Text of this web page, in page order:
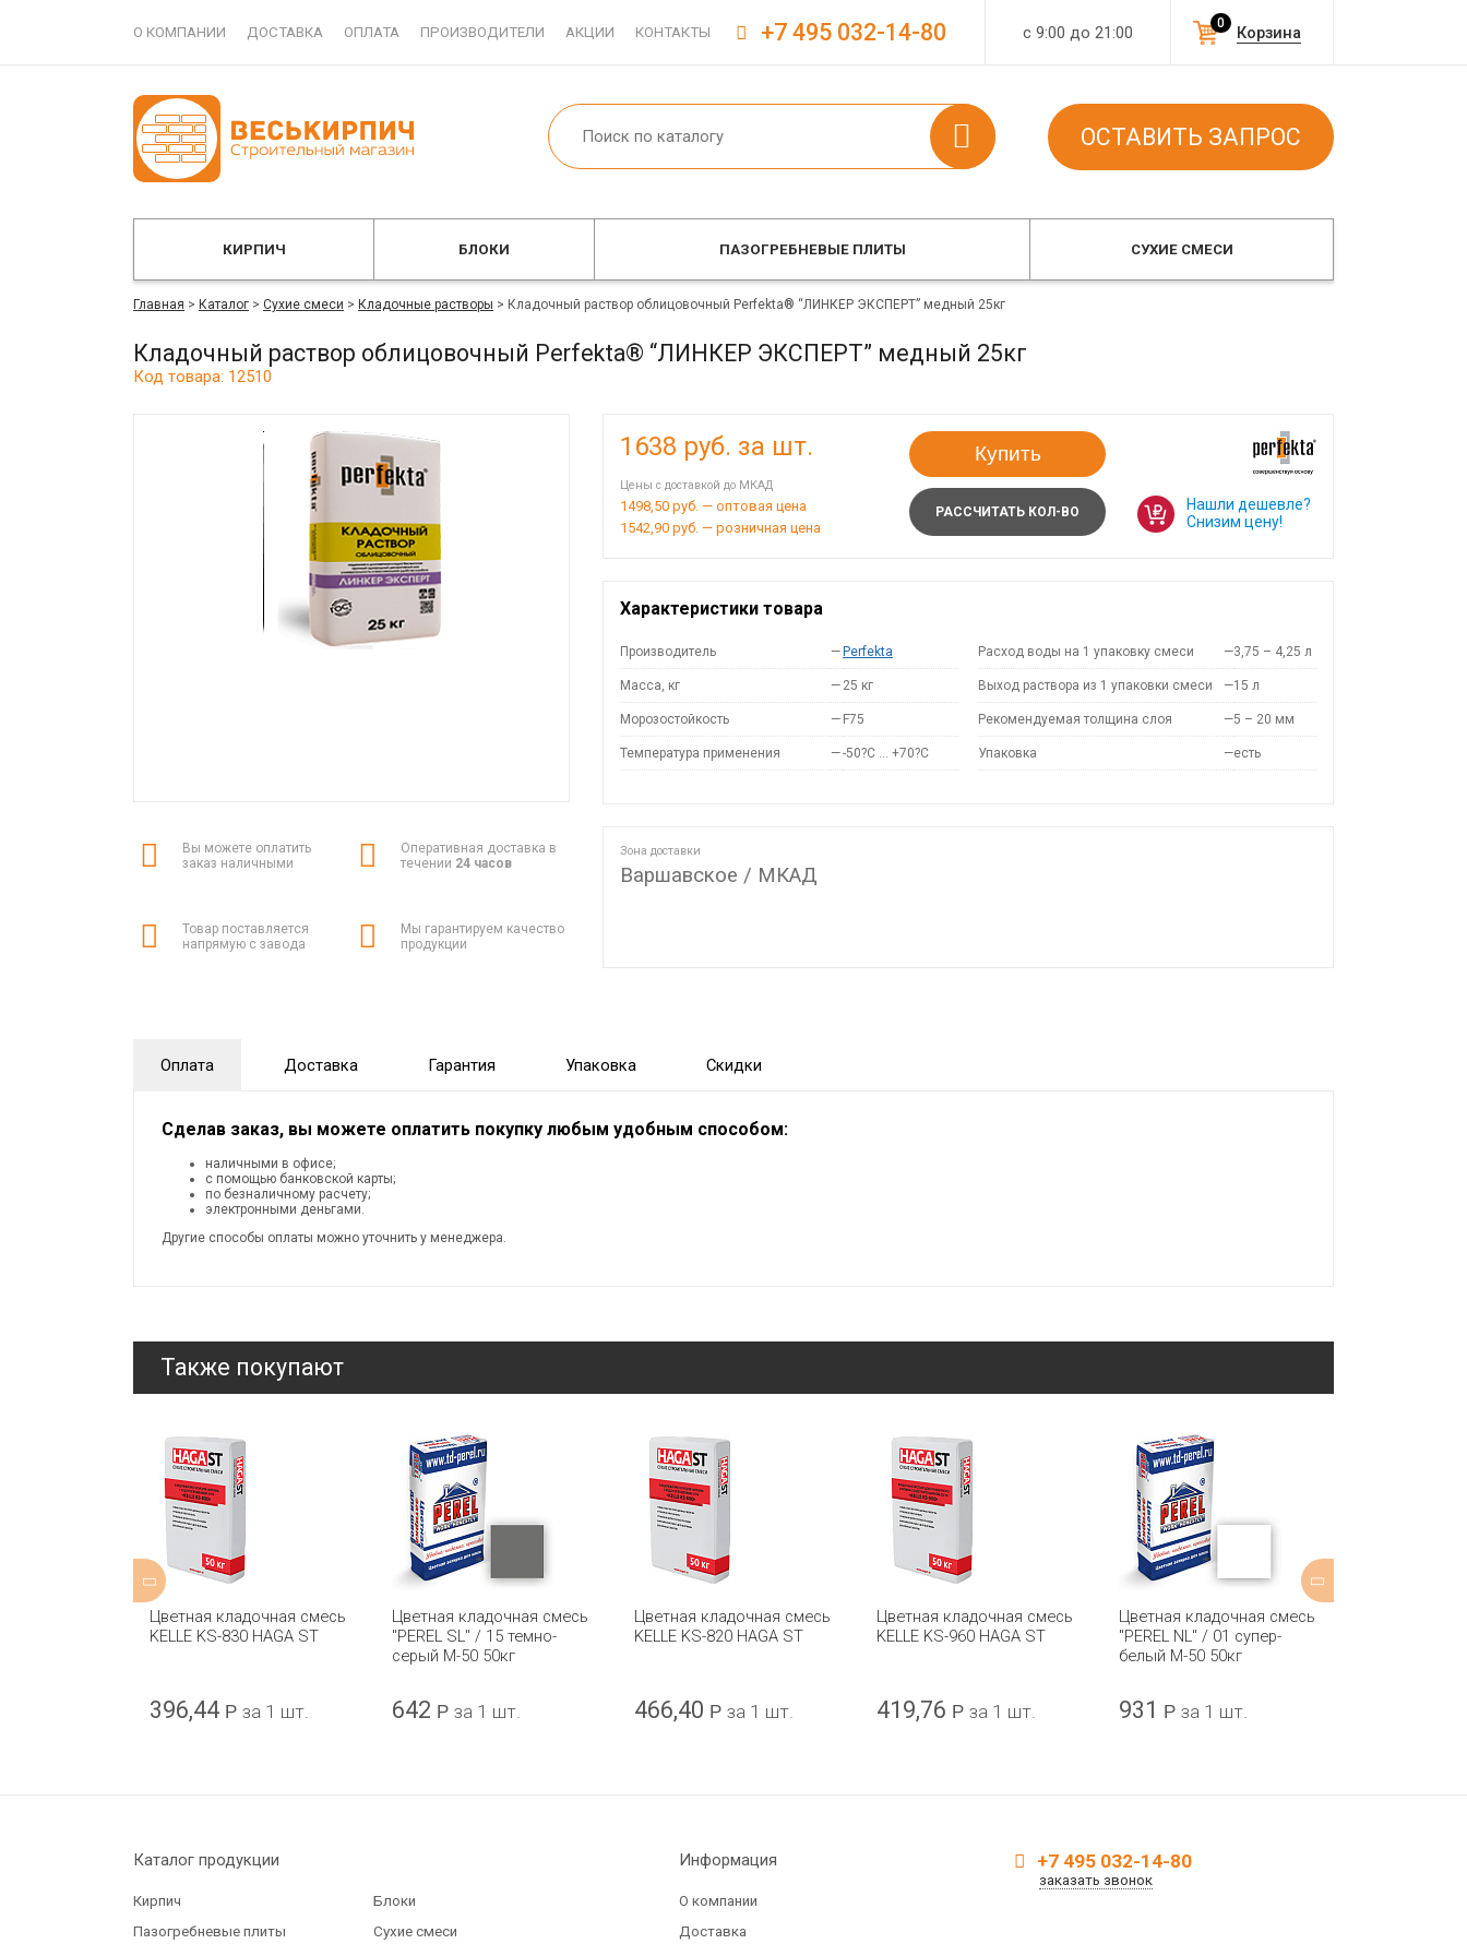
О КОМПАНИИ ДОСТАВКА ОПЛАТА ПРОИЗВОДИТЕЛИ АКЦИИ КОНТАКТЫ с 9:00 до 21:00 Корзина
0
+7 495 032-14-80
ОСТАВИТЬ ЗАПРОС
КИРПИЧ БЛОКИ ПАЗОГРЕБНЕВЫЕ ПЛИТЫ СУХИЕ СМЕСИ
Главная > Каталог > Сухие смеси > Кладочные растворы > Кладочный раствор облицовочный Perfekta® “ЛИНКЕР ЭКСПЕРТ” медный 25кг
Кладочный раствор облицовочный Perfekta® “ЛИНКЕР ЭКСПЕРТ” медный 25кг
Код товара: 12510
Вы можете оплатить
заказ наличными
Оперативная доставка в
течении 24 часов
Товар поставляется
напрямую с завода
Мы гарантируем качество
продукции
1638 руб. за шт.
Цены с доставкой до МКАД
1498,50 руб. — оптовая цена
1542,90 руб. — розничная цена
Купить
РАССЧИТАТЬ КОЛ-ВО
Нашли дешевле?
Снизим цену!
Характеристики товара
Производитель — Perfekta
Масса, кг — 25 кг
Морозостойкость — F75
Температура применения —-50?С … +70?С
Расход воды на 1 упаковку смеси —3,75 – 4,25 л
Выход раствора из 1 упаковки смеси —15 л
Рекомендуемая толщина слоя —5 – 20 мм
Упаковка —есть
Зона доставки
Варшавское / МКАД
Оплата Доставка Гарантия Упаковка Скидки
Сделав заказ, вы можете оплатить покупку любым удобным способом:
наличными в офисе;
с помощью банковской карты;
по безналичному расчету;
электронными деньгами.
Другие способы оплаты можно уточнить у менеджера.
Также покупают
Цветная кладочная смесь
KELLE KS-830 HAGA ST
396,44 Р за 1 шт.
Цветная кладочная смесь
"PEREL SL" / 15 темно-
серый М-50 50кг
642 Р за 1 шт.
Цветная кладочная смесь
KELLE KS-820 HAGA ST
466,40 Р за 1 шт.
Цветная кладочная смесь
KELLE KS-960 HAGA ST
419,76 Р за 1 шт.
Цветная кладочная смесь
"PEREL NL" / 01 супер-
белый М-50 50кг
931 Р за 1 шт.
Каталог продукции
Кирпич
Блоки
Пазогребневые плиты
Сухие смеси
Информация
О компании
Доставка
+7 495 032-14-80
заказать звонок